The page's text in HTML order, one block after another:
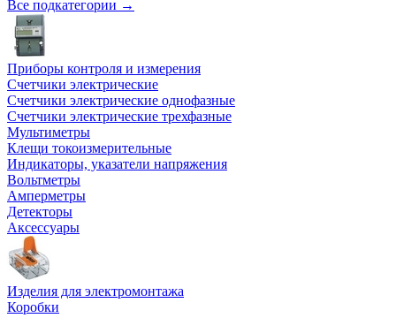
Все подкатегории →
Приборы контроля и измерения
Счетчики электрические
Счетчики электрические однофазные
Счетчики электрические трехфазные
Мультиметры
Клещи токоизмерительные
Индикаторы, указатели напряжения
Вольтметры
Амперметры
Детекторы
Аксессуары
Изделия для электромонтажа
Коробки